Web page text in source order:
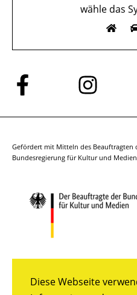
Diese Webseite
wähle das
Folge
uns
auf
Folge
uns
auf
Gefördert mit Mitteln des Beauftragten
Bundesregierung für Kultur und Medien